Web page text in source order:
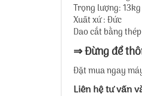
Trọng lượng: 13kg
Xuất xứ : Đức
Dao cắt bằng
⇒ Đừng để
Đặt mua ngay
Liên hệ tư vấn